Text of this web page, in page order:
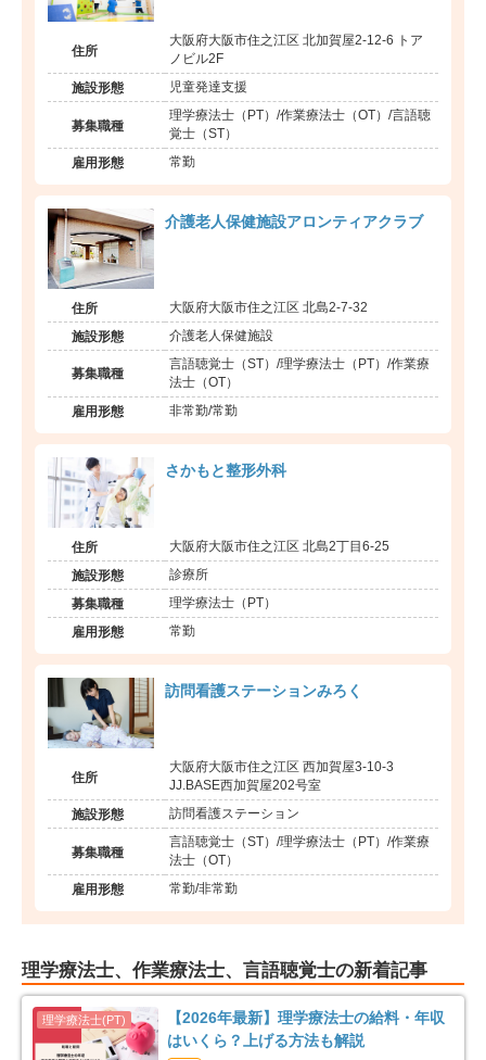
住所
大阪府大阪市住之江区 北加賀屋2-12-6 トア
ノビル2F
施設形態 児童発達支援
募集職種
理学療法士（PT）/作業療法士（OT）/言語聴
覚士（ST）
雇用形態 常勤
介護老人保健施設アロンティアクラブ
住所 大阪府大阪市住之江区 北島2-7-32
施設形態 介護老人保健施設
募集職種
言語聴覚士（ST）/理学療法士（PT）/作業療
法士（OT）
雇用形態 非常勤/常勤
さかもと整形外科
住所 大阪府大阪市住之江区 北島2丁目6-25
施設形態 診療所
募集職種 理学療法士（PT）
雇用形態 常勤
訪問看護ステーションみろく
住所
大阪府大阪市住之江区 西加賀屋3-10-3
JJ.BASE西加賀屋202号室
施設形態 訪問看護ステーション
募集職種
言語聴覚士（ST）/理学療法士（PT）/作業療
法士（OT）
雇用形態 常勤/非常勤
理学療法士、作業療法士、言語聴覚士の新着記事
【2026年最新】理学療法士の給料・年収
はいくら？上げる方法も解説